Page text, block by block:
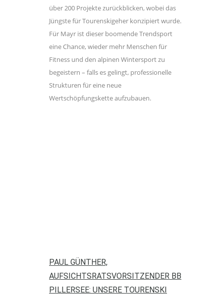
über 200 Projekte zurückblicken, wobei das
Jüngste für Tourenskigeher konzipiert wurde.
Für Mayr ist dieser boomende Trendsport
eine Chance, wieder mehr Menschen für
Fitness und den alpinen Wintersport zu
begeistern – falls es gelingt, professionelle
Strukturen für eine neue
Wertschöpfungskette aufzubauen.
PAUL GÜNTHER,
AUFSICHTSRATSVORSITZENDER BB
PILLERSEE: UNSERE TOURENSKI